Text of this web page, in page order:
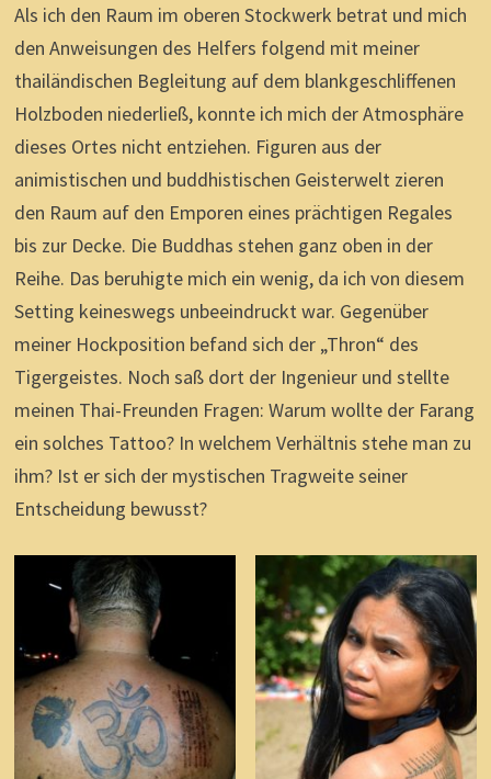
Als ich den Raum im oberen Stockwerk betrat und mich
den Anweisungen des Helfers folgend mit meiner
thailändischen Begleitung auf dem blankgeschliffenen
Holzboden niederließ, konnte ich mich der Atmosphäre
dieses Ortes nicht entziehen. Figuren aus der
animistischen und buddhistischen Geisterwelt zieren
den Raum auf den Emporen eines prächtigen Regales
bis zur Decke. Die Buddhas stehen ganz oben in der
Reihe. Das beruhigte mich ein wenig, da ich von diesem
Setting keineswegs unbeeindruckt war. Gegenüber
meiner Hockposition befand sich der „Thron“ des
Tigergeistes. Noch saß dort der Ingenieur und stellte
meinen Thai-Freunden Fragen: Warum wollte der Farang
ein solches Tattoo? In welchem Verhältnis stehe man zu
ihm? Ist er sich der mystischen Tragweite seiner
Entscheidung bewusst?